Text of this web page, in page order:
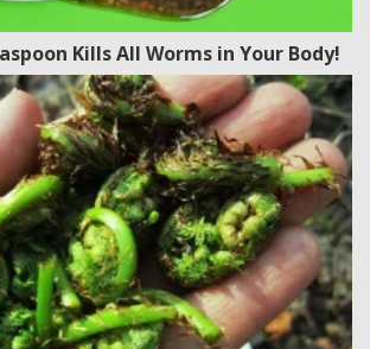
Kills All Worms in Your Body!